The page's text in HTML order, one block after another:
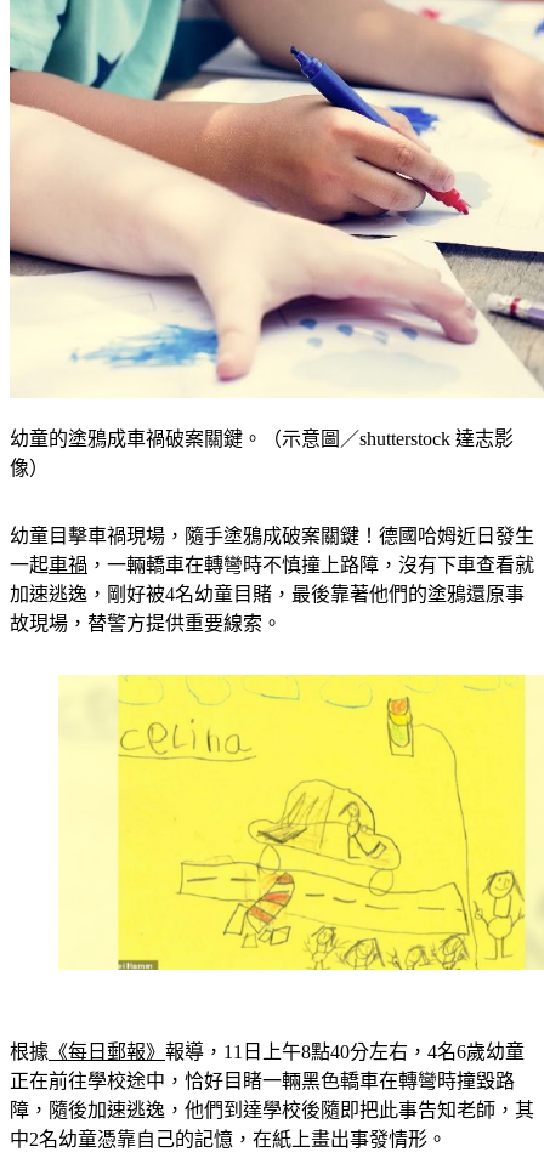
幼童的塗鴉成車禍破案關鍵。（示意圖／shutterstock 達志影
像）
幼童目擊車禍現場，隨手塗鴉成破案關鍵！德國哈姆近日發生
一起車禍 ，一輛轎車在轉彎時不慎撞上路障，沒有下車查看就
加速逃逸，剛好被4名幼童目賭，最後靠著他們的塗鴉還原事
故現場，替警方提供重要線索。
根據 《每日郵報》 報導，11日上午8點40分左右，4名6歲幼童
正在前往學校途中，恰好目睹一輛黑色轎車在轉彎時撞毀路
障，隨後加速逃逸，他們到達學校後隨即把此事告知老師，其
中2名幼童憑靠自己的記憶，在紙上畫出事發情形。